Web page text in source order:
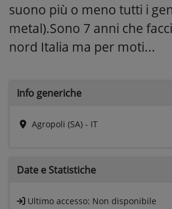
suono più o meno tutti i
metal).Sono 7 anni che
nord Italia ma per moti...
Info generiche
Agropoli (SA) - IT
Date e Statistiche
Ultimo accesso: Non disponibile